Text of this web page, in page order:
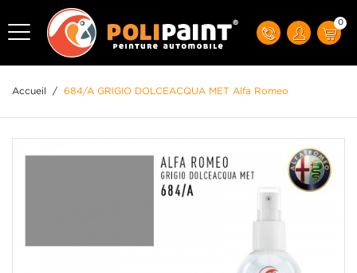
0
Accueil / 684/A GRIGIO DOLCEACQUA MET Alfa Romeo